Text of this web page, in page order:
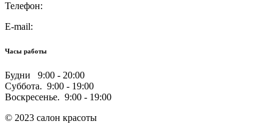
Телефон:
E-mail:
Часы работы
Будни 9:00 - 20:00
Суббота. 9:00 - 19:00
Воскресенье. 9:00 - 19:00
© 2023 салон красоты